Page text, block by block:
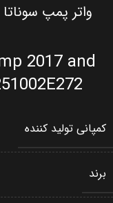
2017 and
کمپانی تولید کننده
برند